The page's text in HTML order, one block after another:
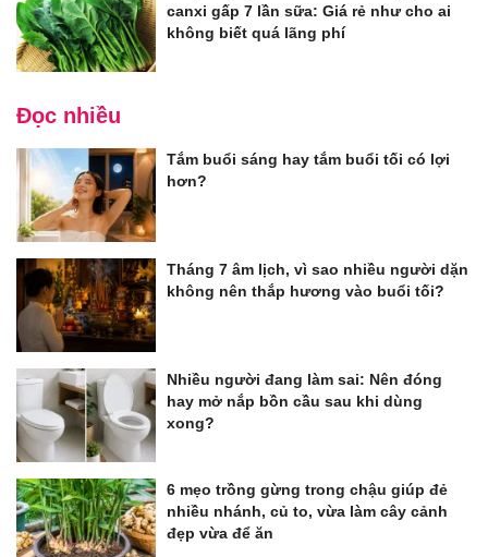
canxi gấp 7 lần sữa: Giá rẻ như cho ai
không biết quá lãng phí
Đọc nhiều
Tắm buổi sáng hay tắm buổi tối có lợi
hơn?
Tháng 7 âm lịch, vì sao nhiều người dặn
không nên thắp hương vào buổi tối?
Nhiều người đang làm sai: Nên đóng
hay mở nắp bồn cầu sau khi dùng
xong?
6 mẹo trồng gừng trong chậu giúp đẻ
nhiều nhánh, củ to, vừa làm cây cảnh
đẹp vừa để ăn